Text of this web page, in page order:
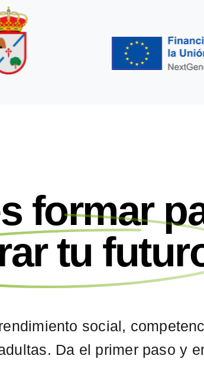
formar
tu
social,
Da el primer paso y